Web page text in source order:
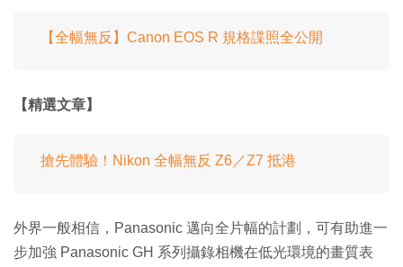
【全幅無反】Canon EOS R 規格諜照全公開
【精選文章】
搶先體驗！Nikon 全幅無反 Z6／Z7 抵港
外界一般相信，Panasonic 邁向全片幅的計劃，可有助進一
步加強 Panasonic GH 系列攝錄相機在低光環境的畫質表